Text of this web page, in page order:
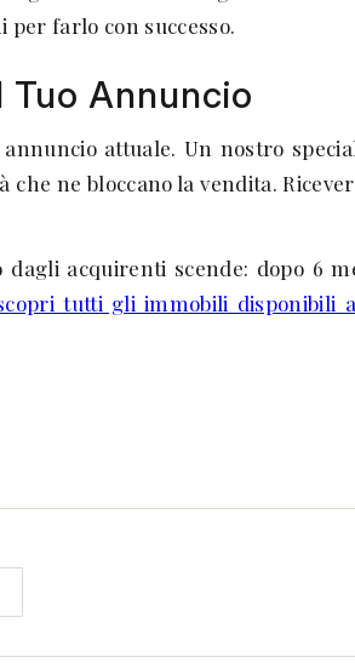
farlo con successo.
Annuncio
attuale. Un nostro
ne bloccano la vendita.
acquirenti scende: dopo 6
tutti gli immobili disponibili